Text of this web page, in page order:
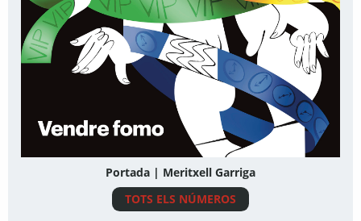
Portada | Meritxell Garriga
TOTS ELS NÚMEROS